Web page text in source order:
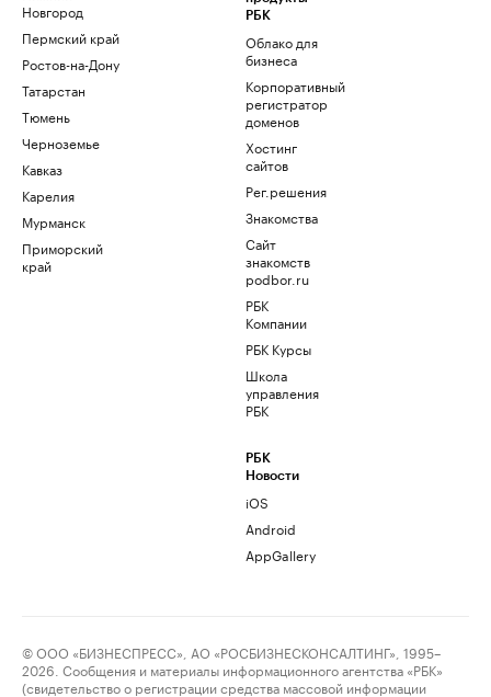
Новгород
Пермский край
Ростов-на-Дону
Татарстан
Тюмень
Черноземье
Кавказ
Карелия
Мурманск
Приморский
край
РБК
Облако для
бизнеса
Корпоративный
регистратор
доменов
Хостинг
сайтов
Рег.решения
Знакомства
Сайт
знакомств
podbor.ru
РБК
Компании
РБК Курсы
Школа
управления
РБК
РБК
Новости
iOS
Android
AppGallery
© ООО «БИЗНЕСПРЕСС», АО «РОСБИЗНЕСКОНСАЛТИНГ», 1995–
2026. Сообщения и материалы информационного агентства «РБК»
(свидетельство о регистрации средства массовой информации